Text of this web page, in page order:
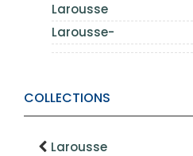
Larousse
Larousse-
COLLECTIONS
Larousse